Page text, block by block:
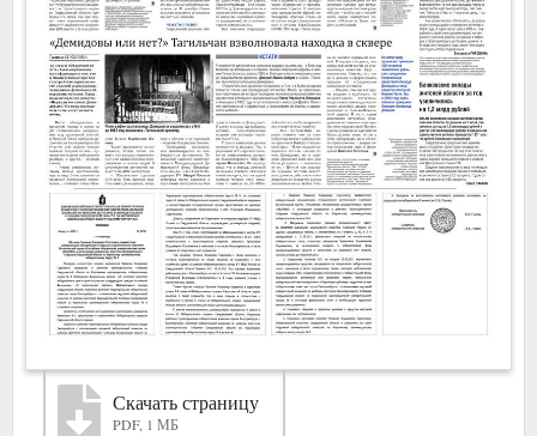
Скачать страницу
PDF, 1 МБ